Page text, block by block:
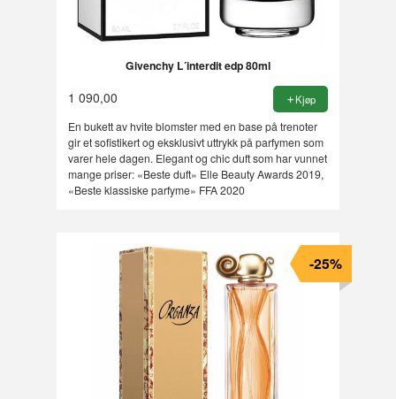
Givenchy L´interdit edp 80ml
1 090,00 Kjøp
En bukett av hvite blomster med en base på trenoter
gir et sofistikert og eksklusivt uttrykk på parfymen som
varer hele dagen. Elegant og chic duft som har vunnet
mange priser: «Beste duft» Elle Beauty Awards 2019,
«Beste klassiske parfyme» FFA 2020
-25%